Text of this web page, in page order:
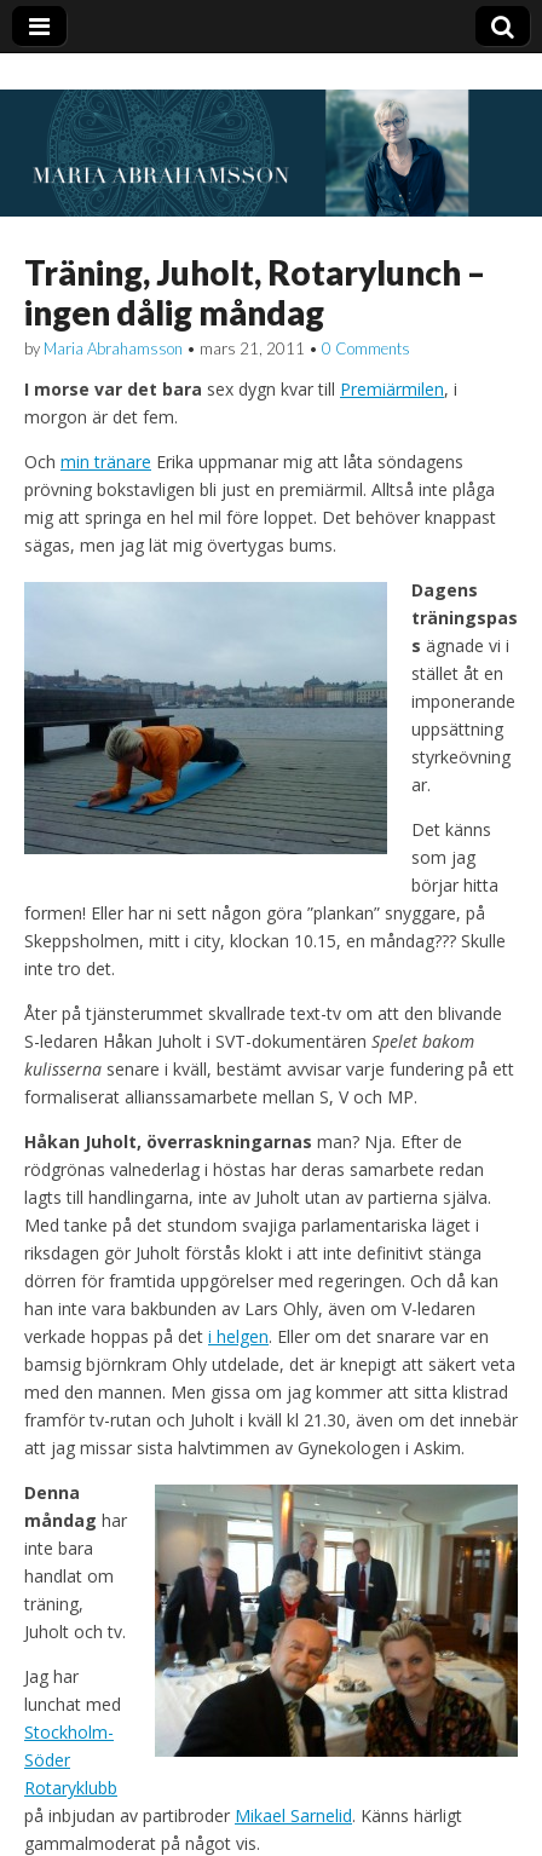
Träning, Juholt, Rotarylunch –
ingen dålig måndag
by Maria Abrahamsson • mars 21, 2011 • 0 Comments
I morse var det bara sex dygn kvar till Premiärmilen, i
morgon är det fem.
Och min tränare Erika uppmanar mig att låta söndagens
prövning bokstavligen bli just en premiärmil. Alltså inte plåga
mig att springa en hel mil före loppet. Det behöver knappast
sägas, men jag lät mig övertygas bums.
Dagens
träningspas
s ägnade vi i
stället åt en
imponerande
uppsättning
styrkeövning
ar.
Det känns
som jag
börjar hitta
formen! Eller har ni sett någon göra ”plankan” snyggare, på
Skeppsholmen, mitt i city, klockan 10.15, en måndag??? Skulle
inte tro det.
Åter på tjänsterummet skvallrade text-tv om att den blivande
S-ledaren Håkan Juholt i SVT-dokumentären Spelet bakom
kulisserna senare i kväll, bestämt avvisar varje fundering på ett
formaliserat allianssamarbete mellan S, V och MP.
Håkan Juholt, överraskningarnas man? Nja. Efter de
rödgrönas valnederlag i höstas har deras samarbete redan
lagts till handlingarna, inte av Juholt utan av partierna själva.
Med tanke på det stundom svajiga parlamentariska läget i
riksdagen gör Juholt förstås klokt i att inte definitivt stänga
dörren för framtida uppgörelser med regeringen. Och då kan
han inte vara bakbunden av Lars Ohly, även om V-ledaren
verkade hoppas på det i helgen. Eller om det snarare var en
bamsig björnkram Ohly utdelade, det är knepigt att säkert veta
med den mannen. Men gissa om jag kommer att sitta klistrad
framför tv-rutan och Juholt i kväll kl 21.30, även om det innebär
att jag missar sista halvtimmen av Gynekologen i Askim.
Denna
måndag har
inte bara
handlat om
träning,
Juholt och tv.
Jag har
lunchat med
Stockholm-
Söder
Rotaryklubb
på inbjudan av partibroder Mikael Sarnelid. Känns härligt
gammalmoderat på något vis.